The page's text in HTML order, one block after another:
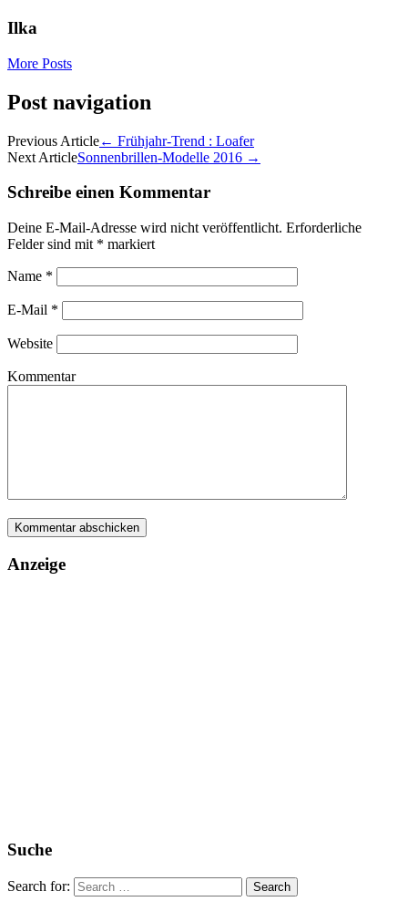
Ilka
More Posts
Post navigation
Previous Article← Frühjahr-Trend : Loafer
Next ArticleSonnenbrillen-Modelle 2016 →
Schreibe einen Kommentar
Deine E-Mail-Adresse wird nicht veröffentlicht. Erforderliche
Felder sind mit * markiert
Name *
E-Mail *
Website
Kommentar
Anzeige
Suche
Search for: